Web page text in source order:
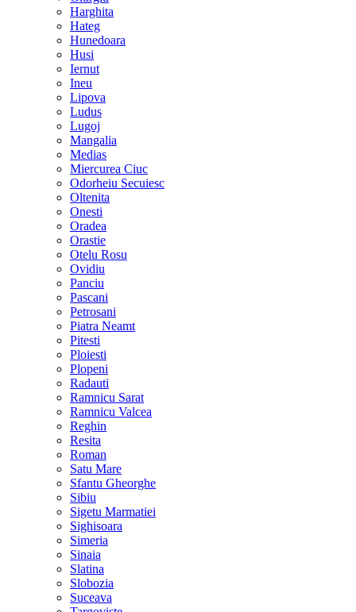
Harghita
Hateg
Hunedoara
Husi
Iernut
Ineu
Lipova
Ludus
Lugoj
Mangalia
Medias
Miercurea Ciuc
Odorheiu Secuiesc
Oltenita
Onesti
Oradea
Orastie
Otelu Rosu
Ovidiu
Panciu
Pascani
Petrosani
Piatra Neamt
Pitesti
Ploiesti
Plopeni
Radauti
Ramnicu Sarat
Ramnicu Valcea
Reghin
Resita
Roman
Satu Mare
Sfantu Gheorghe
Sibiu
Sigetu Marmatiei
Sighisoara
Simeria
Sinaia
Slatina
Slobozia
Suceava